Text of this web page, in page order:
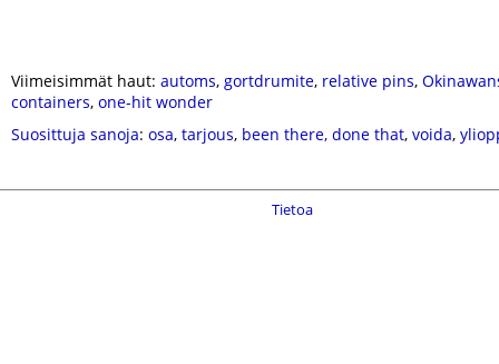
Viimeisimmät haut: automs, gortdrumite, relative pins,
containers, one-hit wonder
Suosittuja sanoja: osa, tarjous, been there, done that, voida,
Tietoa